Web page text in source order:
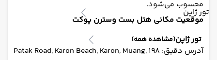
تور ژاپن
تور ژاپن(مشاهده همه)
محسوب می‌شود.
موقعیت مکانی هتل بست وسترن پوکت
آدرس دقیق: 198 Patak Road, Karon Beach, Karon, Muang,